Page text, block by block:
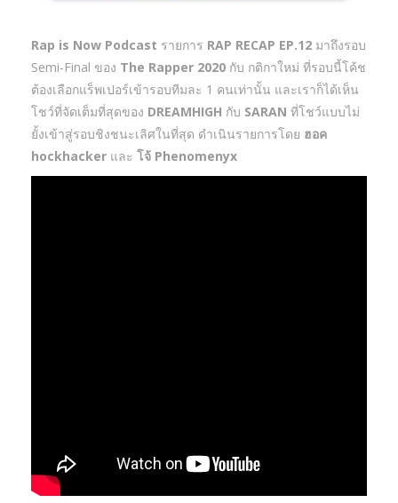
Rap is Now Podcast รายการ RAP RECAP EP.12 มาถึงรอบ
Semi-Final ของ The Rapper 2020 กับ กติกาใหม่ ที่รอบนี้โค้ช
ต้องเลือกแร็พเปอร์เข้ารอบทีมละ 1 คนเท่านั้น และเราก็ได้เห็น
โชว์ที่จัดเต็มที่สุดของ DREAMHIGH กับ SARAN ที่โชว์แบบไม่
ยั้งเข้าสู่รอบชิงชนะเลิศในที่สุด ดำเนินรายการโดย ฮอค
hockhacker และ โจ้ Phenomenyx